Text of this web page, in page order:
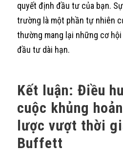
quyết định đầu tư của bạn.
trường là một phần tự nhiên
thường mang lại những cơ
đầu tư dài hạn.
Kết luận: Điều
cuộc khủng
lược vượt thời
Buffett